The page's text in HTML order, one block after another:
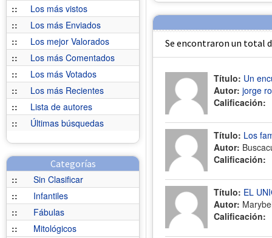
::
Los más vistos
::
Los más Enviados
::
Los mejor Valorados
::
Los más Comentados
::
Los más Votados
::
Los más Recientes
::
Lista de autores
::
Últimas búsquedas
Categorías
::
Sin Clasificar
::
Infantiles
::
Fábulas
::
Mitológicos
Se encontraron un total
Título: Un
Autor: jorge
Calificación:
Título: Los
Autor:
Calificación:
Título: EL
Autor:
Calificación: